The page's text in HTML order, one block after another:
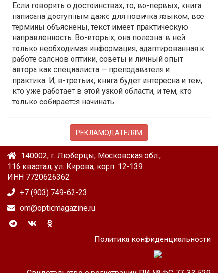
Если говорить о достоинствах, то, во-первых, книга
написана доступным даже для новичка языком, все
термины объяснены, текст имеет практическую
направленность. Во-вторых, она полезна: в ней
только необходимая информация, адаптированная к
работе салонов оптики, советы и личный опыт
автора как специалиста — преподавателя и
практика. И, в-третьих, книга будет интересна и тем,
кто уже работает в этой узкой области, и тем, кто
только собирается начинать.
РЕКЛАМОДАТЕЛЯМ
140002, г. Люберцы, Московская обл.,
116 квартал, ул. Кирова, корп. 12-139
ИНН 7720626362
+7 (903) 749-62-23
om@opticmagazine.ru
Политика конфиденциальности